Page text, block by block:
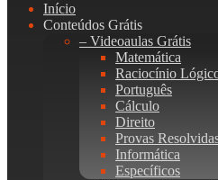
Início
Conteúdos Grátis
– Videoaulas Grátis
Matemática
Raciocínio
Português
Cálculo
Direito
Provas
Informática
Específicos